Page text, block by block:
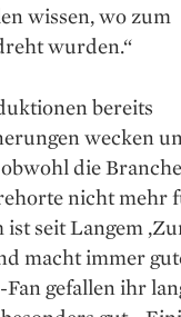
wissen, wo zum
wurden.“
bereits
wecken
die
nicht mehr
seit Langem
macht immer
gefallen ihr